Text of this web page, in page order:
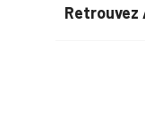
Retrouvez